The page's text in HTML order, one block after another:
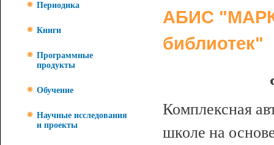
Периодика
Книги
Программные
продукты
Обучение
Научные исследования
и проекты
АБИС
библиотек"
Комплексная
школе на